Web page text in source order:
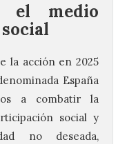
el medio
la acción en 2025
España
a combatir la
social y
no deseada,